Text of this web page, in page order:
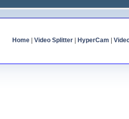
Home| Video Splitter| HyperCam